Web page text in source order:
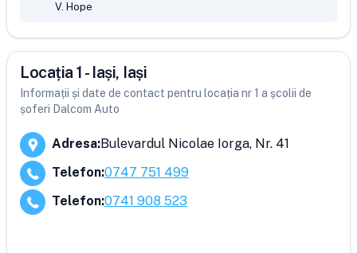
V. Hope
Locația 1 - Iași, Iași
Informații și date de contact pentru locația nr 1 a școlii de
șoferi Dalcom Auto
Adresa:Bulevardul Nicolae Iorga, Nr. 41
Telefon:0747 751 499
Telefon:0741 908 523